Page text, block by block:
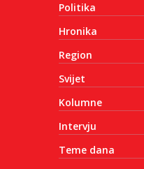
Politika
Hronika
Region
Svijet
Kolumne
Intervju
Teme dana